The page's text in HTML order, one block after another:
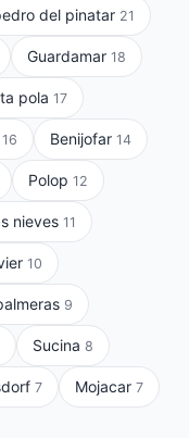
del pinatar 21
Guardamar 18
pola 17
16 Benijofar 14
Polop 12
nieves 11
10
9
Sucina 8
7 Mojacar 7